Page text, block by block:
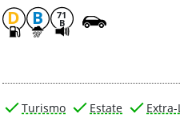
D B 71
B
Turismo Estate